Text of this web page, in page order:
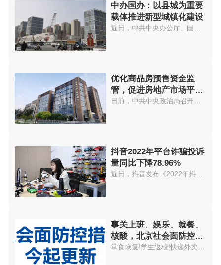
中办国办：以县城为重要
载体推进新型城镇化建设
优化商品房预售资金监
管，促进房地产市场平稳
发展
日前，中共中央政治局召开会议，...
抖音2022年平台诈骗投诉
量同比下降78.96%
近日，抖音发布《2022年抖音反诈...
事关上班、娱乐、就餐、
核酸，北京社会面防控措
施今起更新
堂食恢复!学生返校!快递外卖进小...